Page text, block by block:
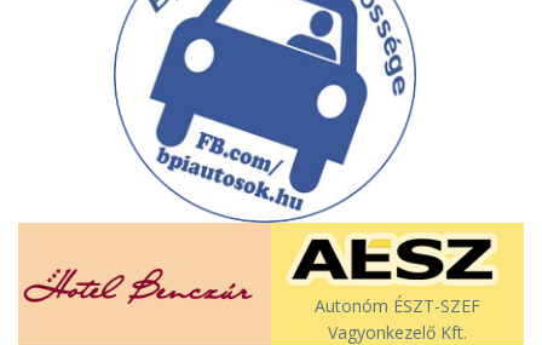
Autonóm ÉSZT-SZEF
Vagyonkezelő Kft.